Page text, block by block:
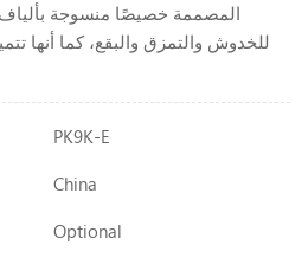
المصممة خصيصًا منسوجة بألياف
للخدوش والتمزق والبقع، كما أنها
PK9K-E
China
Optional